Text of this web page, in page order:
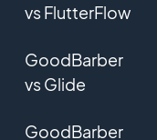
vs FlutterFlow
GoodBarber
vs Glide
GoodBarber